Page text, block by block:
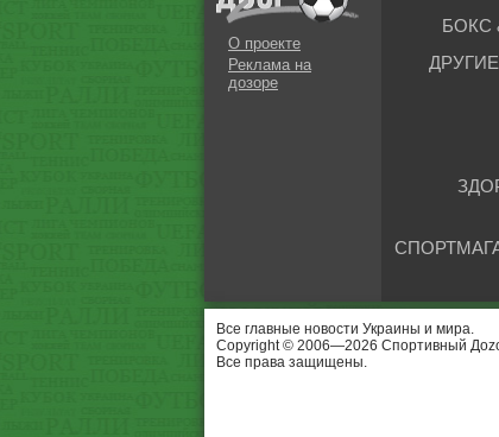
О проекте
Реклама на
дозоре
БОКС
Все главные новости Украины и мира.
Copyright © 2006—2026 Спортивный
Все права защищены.